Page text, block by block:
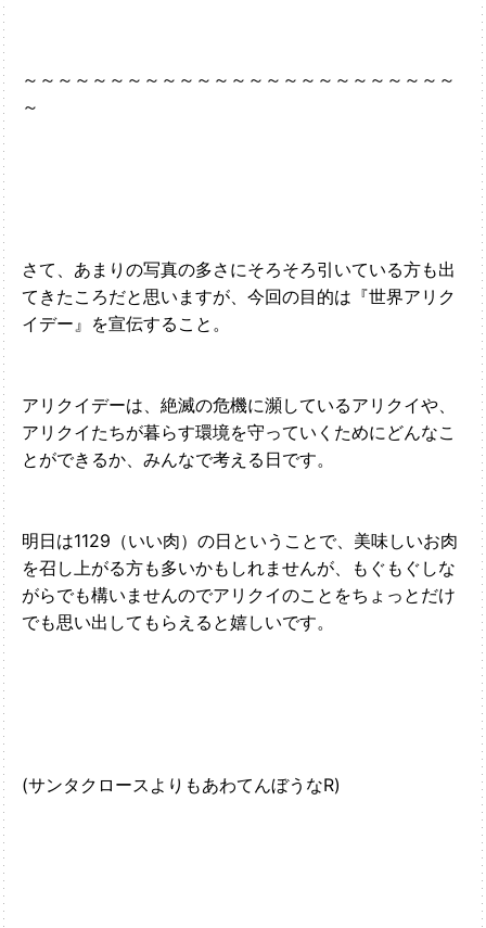
～～～～～～～～～～～～～～～～～～～～～～～～～
～
さて、あまりの写真の多さにそろそろ引いている方も出
てきたころだと思いますが、今回の目的は『世界アリク
イデー』を宣伝すること。
アリクイデーは、絶滅の危機に瀕しているアリクイや、
アリクイたちが暮らす環境を守っていくためにどんなこ
とができるか、みんなで考える日です。
明日は1129（いい肉）の日ということで、美味しいお肉
を召し上がる方も多いかもしれませんが、もぐもぐしな
がらでも構いませんのでアリクイのことをちょっとだけ
でも思い出してもらえると嬉しいです。
(サンタクロースよりもあわてんぼうなR)